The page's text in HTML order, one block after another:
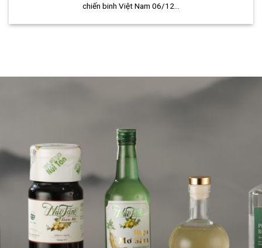
chiến binh Việt Nam 06/12...